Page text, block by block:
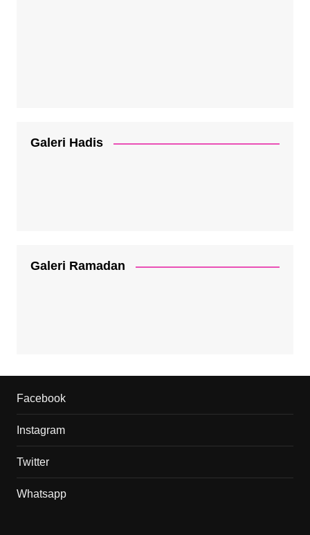
Galeri Hadis
Galeri Ramadan
Facebook
Instagram
Twitter
Whatsapp